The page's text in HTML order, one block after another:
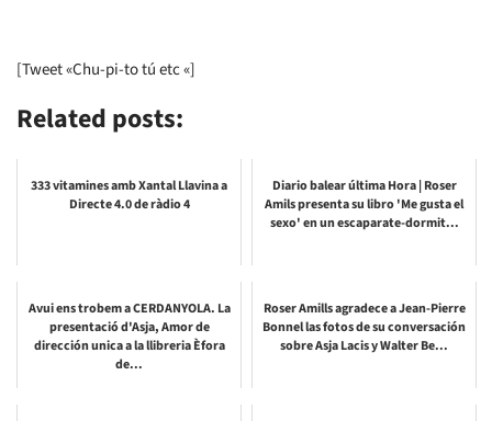
[Tweet «Chu-pi-to tú etc «]
Related posts:
333 vitamines amb Xantal Llavina a
Directe 4.0 de ràdio 4
Diario balear última Hora | Roser
Amils presenta su libro 'Me gusta el
sexo' en un escaparate-dormit...
Avui ens trobem a CERDANYOLA. La
presentació d'Asja, Amor de
dirección unica a la llibreria Èfora
de...
Roser Amills agradece a Jean-Pierre
Bonnel las fotos de su conversación
sobre Asja Lacis y Walter Be...